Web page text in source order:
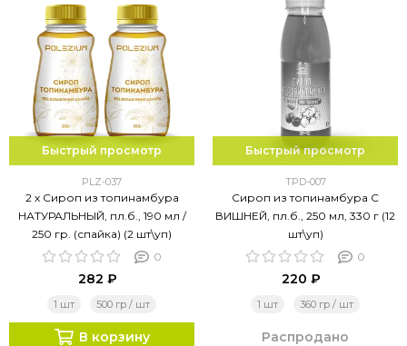
Быстрый просмотр
PLZ-037
2 х Сироп из топинамбура
НАТУРАЛЬНЫЙ, пл.б., 190 мл /
250 гр. (спайка) (2 шт\уп)
0
282 ₽
1 шт 500 гр / шт
В корзину
Быстрый просмотр
TPD-007
Сироп из топинамбура С
ВИШНЕЙ, пл.б., 250 мл, 330 г (12
шт\уп)
0
220 ₽
1 шт 360 гр / шт
Распродано